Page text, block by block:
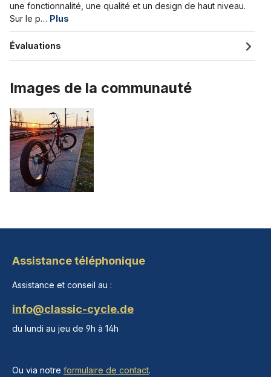
une fonctionnalité, une qualité et un design de haut niveau.
Sur le p… Plus
Évaluations
Images de la communauté
Assistance téléphonique
Assistance et conseil au :
info@classic-cycle.de
du lundi au jeu de 9h à 14h
Ou via notre formulaire de contact.